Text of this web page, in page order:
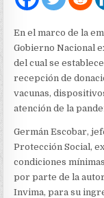
En el marco de la
Gobierno Nacional
del cual se
recepción de
vacunas,
atención de la
Germán Escobar,
Protección Social,
condiciones
por parte de la
Invima, para su